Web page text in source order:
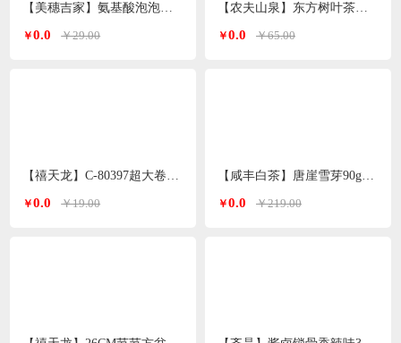
￥0.0 ￥29.00
￥0.0 ￥19.00
￥0.0 ￥65.00
￥0.0 ￥219.00